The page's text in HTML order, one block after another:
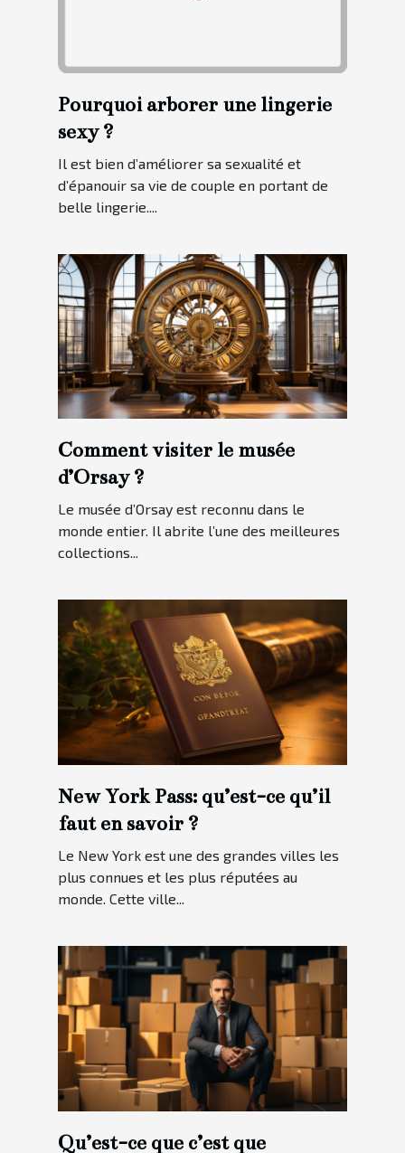
Pourquoi arborer une lingerie
sexy ?
Il est bien d’améliorer sa sexualité et
d’épanouir sa vie de couple en portant de
belle lingerie....
Comment visiter le musée
d’Orsay ?
Le musée d’Orsay est reconnu dans le
monde entier. Il abrite l’une des meilleures
collections...
New York Pass: qu’est-ce qu’il
faut en savoir ?
Le New York est une des grandes villes les
plus connues et les plus réputées au
monde. Cette ville...
Qu’est-ce que c’est que